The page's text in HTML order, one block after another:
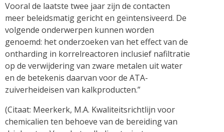
Vooral de laatste twee jaar zijn de contacten
meer beleidsmatig gericht en geïntensiveerd. De
volgende onderwerpen kunnen worden
genoemd: het onderzoeken van het effect van de
ontharding in korrelreactoren inclusief nafiltratie
op de verwijdering van zware metalen uit water
en de betekenis daarvan voor de ATA-
zuiverheideisen van kalkproducten.”
(Citaat: Meerkerk, M.A. Kwaliteitsrichtlijn voor
chemicalien ten behoeve van de bereiding van